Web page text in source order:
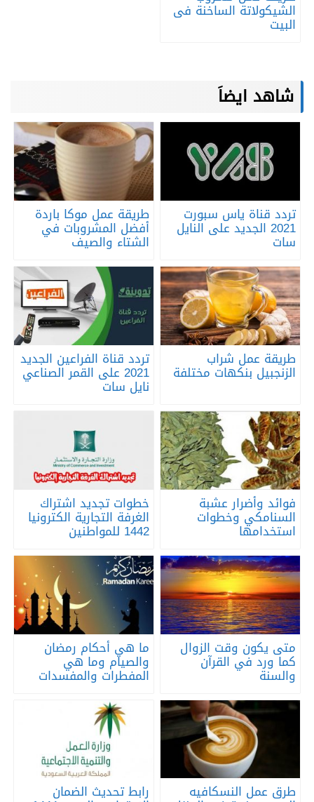
الشيكولاتة الساخنة فى
البيت
شاهد ايضاَ
تردد قناة ياس سبورت
2021 الجديد على النايل
سات
طريقة عمل موكا باردة
أفضل المشروبات في
الشتاء والصيف
طريقة عمل شراب
الزنجبيل بنكهات مختلفة
تردد قناة الفراعين الجديد
2021 على القمر الصناعي
نايل سات
فوائد وأضرار عشبة
السنامكي وخطوات
استخدامها
خطوات تجديد اشتراك
الغرفة التجارية الكترونيا
1442 للمواطنين
متى يكون وقت الزوال
كما ورد في القرآن
والسنة
ما هي أحكام رمضان
والصيام وما هي
المفطرات والمفسدات
طرق عمل النسكافيه رابط تحديث الضمان